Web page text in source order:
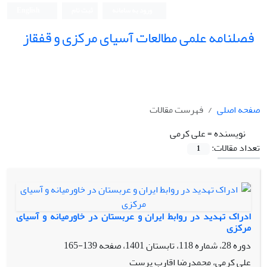
فصلنامه علمی مطالعات آسیای مرکزی و قفقاز
صفحه اصلی
فهرست مقالات
نویسنده =علی کرمی
تعداد مقالات:
1
ادراک تهدید در روابط ایران و عربستان در خاورمیانه و آسیای
مرکزی
دوره 28، شماره 118، تابستان 1401، صفحه
139-165
علی کرمی، محمدرضا اقارب پرست